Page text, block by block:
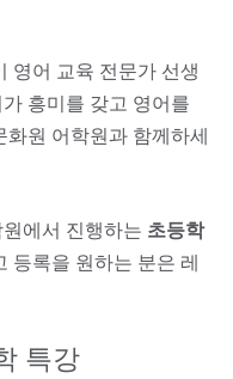
영어 교육 전문가 선생
흥미를 갖고 영어를
원 어학원과 함께하세
에서 진행하는 초등학
등록을 원하는 분은 레
특강